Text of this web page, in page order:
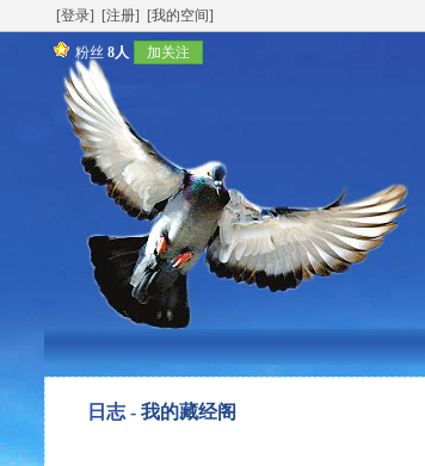
[登录] [注册] [我的空间]
粉丝 8人 加关注
日志 - 我的藏经阁